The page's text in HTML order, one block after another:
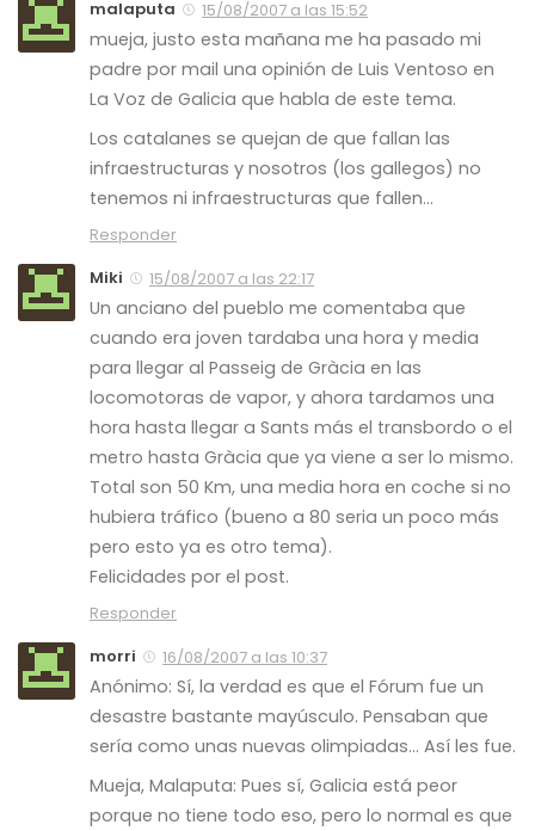
malaputa 15/08/2007 a las 15:52
mueja, justo esta mañana me ha pasado mi
padre por mail una opinión de Luis Ventoso en
La Voz de Galicia que habla de este tema.
Los catalanes se quejan de que fallan las
infraestructuras y nosotros (los gallegos) no
tenemos ni infraestructuras que fallen…
Responder
Miki
15/08/2007 a las 22:17
Un anciano del pueblo me comentaba que
cuando era joven tardaba una hora y media
para llegar al Passeig de Gràcia en las
locomotoras de vapor, y ahora tardamos una
hora hasta llegar a Sants más el transbordo o el
metro hasta Gràcia que ya viene a ser lo mismo.
Total son 50 Km, una media hora en coche si no
hubiera tráfico (bueno a 80 seria un poco más
pero esto ya es otro tema).
Felicidades por el post.
Responder
morri
16/08/2007 a las 10:37
Anónimo: Sí, la verdad es que el Fórum fue un
desastre bastante mayúsculo. Pensaban que
sería como unas nuevas olimpiadas… Así les fue.
Mueja, Malaputa: Pues sí, Galicia está peor
porque no tiene todo eso, pero lo normal es que